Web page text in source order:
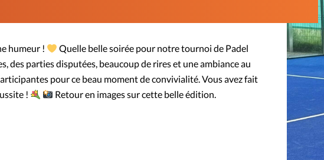
humeur !
Quelle belle soirée pour notre tournoi de Padel
des parties disputées, beaucoup de rires et une ambiance au
pour ce beau moment de convivialité. Vous avez fait
!
Retour en images sur cette belle édition.